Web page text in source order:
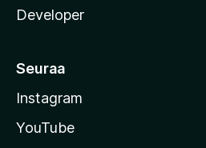
Developer
Seuraa
Instagram
YouTube